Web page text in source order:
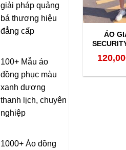
giải pháp quảng
bá thương hiệu
đẳng cấp
100+ Mẫu áo
đồng phục màu
xanh dương
thanh lịch, chuyên
nghiệp
1000+ Áo đồng
ÁO